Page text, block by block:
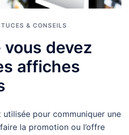
& CONSEILS
vous devez
affiches
utilisée pour communiquer une
la promotion ou l’offre